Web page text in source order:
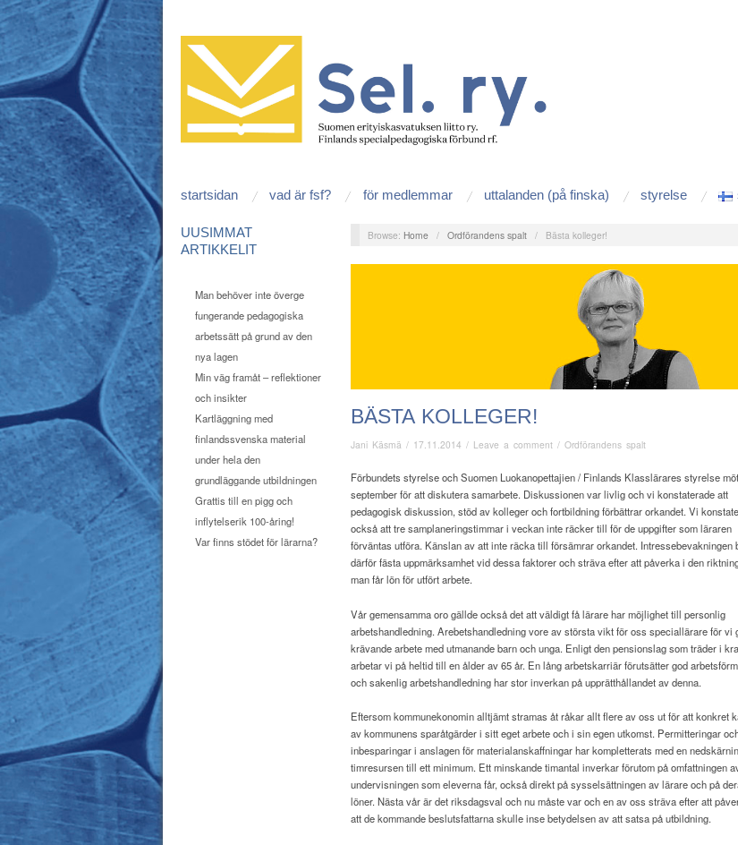
startsidan vad är fsf? för medlemmar uttalanden (på finska) styrelse
UUSIMMAT
ARTIKKELIT
Man behöver inte överge
fungerande pedagogiska
arbetssätt på grund av den
nya lagen
Min väg framåt – reflektioner
och insikter
Kartläggning med
finlandssvenska material
under hela den
grundläggande utbildningen
Grattis till en pigg och
inflytelserik 100-åring!
Var finns stödet för lärarna?
Browse: Home / Ordförandens spalt / Bästa kolleger!
BÄSTA KOLLEGER!
Jani Käsmä / 17.11.2014 / Leave a comment / Ordförandens spalt
Förbundets styrelse och Suomen Luokanopettajien / Finlands Klasslärares styrelse
september för att diskutera samarbete. Diskussionen var livlig och vi konstaterade att
pedagogisk diskussion, stöd av kolleger och fortbildning förbättrar orkandet. Vi
också att tre samplaneringstimmar i veckan inte räcker till för de uppgifter som läraren
förväntas utföra. Känslan av att inte räcka till försämrar orkandet. Intressebevakningen
därför fästa uppmärksamhet vid dessa faktorer och sträva efter att påverka i den
man får lön för utfört arbete.
Vår gemensamma oro gällde också det att väldigt få lärare har möjlighet till personlig
arbetshandledning. Arebetshandledning vore av största vikt för oss speciallärare för vi
krävande arbete med utmanande barn och unga. Enligt den pensionslag som träder i
arbetar vi på heltid till en ålder av 65 år. En lång arbetskarriär förutsätter god
och sakenlig arbetshandledning har stor inverkan på upprätthållandet av denna.
Eftersom kommunekonomin alltjämt stramas åt råkar allt flere av oss ut för att konkret
av kommunens sparåtgärder i sitt eget arbete och i sin egen utkomst. Permitteringar
inbesparingar i anslagen för materialanskaffningar har kompletterats med en
timresursen till ett minimum. Ett minskande timantal inverkar förutom på omfattningen
undervisningen som eleverna får, också direkt på sysselsättningen av lärare och på
löner. Nästa vår är det riksdagsval och nu måste var och en av oss sträva efter att
att de kommande beslutsfattarna skulle inse betydelsen av att satsa på utbildning.